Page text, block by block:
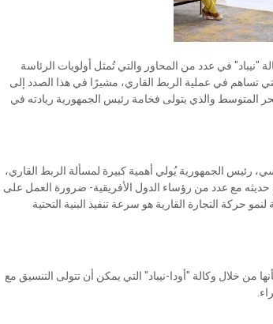
"نيباد" في عدد من المحاور والتي تُمثل أولويات الرئاسة
تساهم في عملية الربط القاري، مشيرًا في هذا الصدد إلى
المتوسط والذي يتولى فخامة رئيس الجمهورية ريادته في
رئيس الجمهورية يُولي أهمية كبيرة لمسألة الربط القاري،
حديثه مع عدد من رؤساء الدول الأفريقية- ضرورة العمل على
حركة التجارة القارية هو سرعة تنفيذ البنية التحتية
من خلال وكالة "أودا-نيباد" التي يمكن أن تتولى التنسيق مع